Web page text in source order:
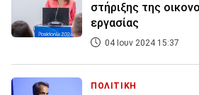
στήριξης της
εργασίας
04 Ιουν 2024 15:37
ΠΟΛΙΤΙΚΗ